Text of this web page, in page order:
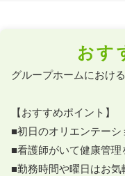
おす
グループホームにおけ
【おすすめポイント】
■初日のオリエンテー
■看護師がいて健康管理
■勤務時間や曜日はお